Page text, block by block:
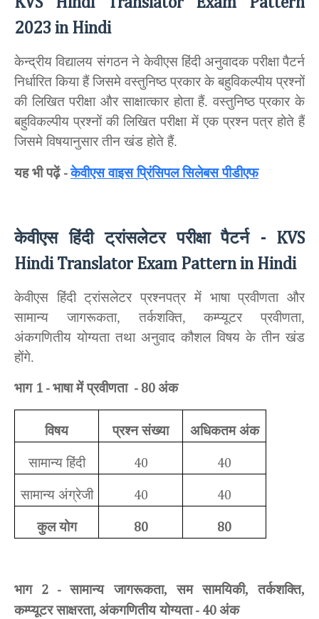
2023 in Hindi
केन्द्रीय विद्यालय संगठन ने केवीएस हिंदी अनुवादक परीक्षा पैटर्न
निर्धारित किया हैं जिसमे वस्तुनिष्ठ प्रकार के बहुविकल्पीय प्रश्नों
की लिखित परीक्षा और साक्षात्कार होता हैं. वस्तुनिष्ठ प्रकार के
बहुविकल्पीय प्रश्नों की लिखित परीक्षा में एक प्रश्न पत्र होते हैं
जिसमे विषयानुसार तीन खंड होते हैं.
यह भी पढ़ें -केवीएस वाइस प्रिंसिपल सिलेबस पीडीएफ
केवीएस हिंदी ट्रांसलेटर परीक्षा पैटर्न - KVS
Hindi Translator Exam Pattern in Hindi
केवीएस हिंदी ट्रांसलेटर प्रश्नपत्र में भाषा प्रवीणता और
सामान्य जागरूकता, तर्कशक्ति, कम्प्यूटर प्रवीणता,
अंकगणितीय योग्यता तथा अनुवाद कौशल विषय के तीन खंड
होंगे.
भाग 1 - भाषा में प्रवीणता - 80 अंक
विषय प्रश्न संख्या अधिकतम अंक
सामान्य हिंदी 40 40
सामान्य अंग्रेजी 40 40
कुल योग 80 80
भाग 2 -सामान्य जागरूकता, सम सामयिकी, तर्कशक्ति,
कम्प्यूटर साक्षरता, अंकगणितीय योग्यता- 40 अंक